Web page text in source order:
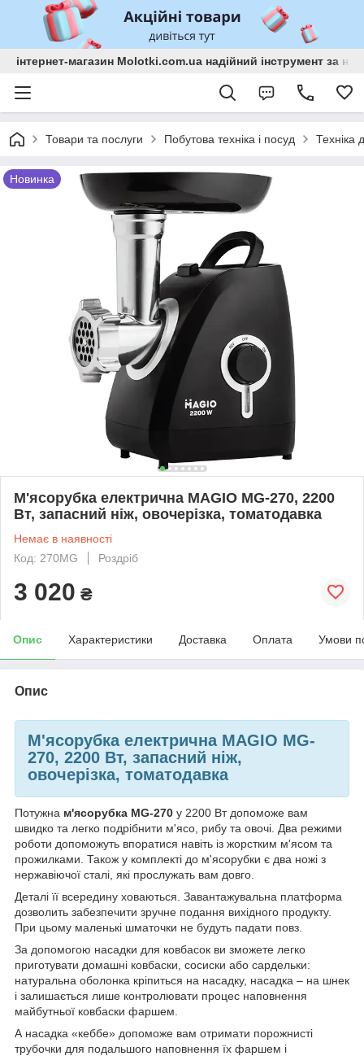
інтернет-магазин Molotki.com.ua надійний інструмент за
Товари та послуги Побутова техніка і посуд Техніка
Новинка
М'ясорубка електрична MAGIO МG-270, 2200
Вт, запасний ніж, овочерізка, томатодавка
Немає в наявності
Код: 270МG
Роздріб
3 020 ₴
Опис Характеристики Доставка Оплата Умови
Опис
М'ясорубка електрична MAGIO МG-
270, 2200 Вт, запасний ніж,
овочерізка, томатодавка
Потужна м'ясорубка MG-270 у 2200 Вт допоможе вам
швидко та легко подрібнити м'ясо, рибу та овочі. Два режими
роботи допоможуть впоратися навіть із жорстким м'ясом та
прожилками. Також у комплекті до м'ясорубки є два ножі з
нержавіючої сталі, які прослужать вам довго.
Деталі її всередину ховаються. Завантажувальна платформа
дозволить забезпечити зручне подання вихідного продукту.
При цьому маленькі шматочки не будуть падати повз.
За допомогою насадки для ковбасок ви зможете легко
приготувати домашні ковбаски, сосиски або сардельки:
натуральна оболонка кріпиться на насадку, насадка – на шнек
і залишається лише контролювати процес наповнення
майбутньої ковбаски фаршем.
А насадка «кеббе» допоможе вам отримати порожнисті
трубочки для подальшого наповнення їх фаршем і